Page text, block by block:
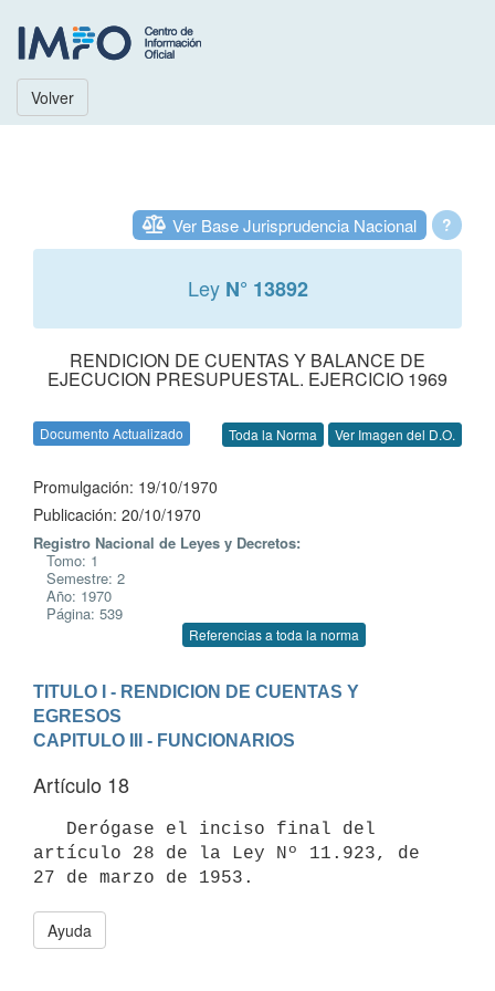
Volver
?
Ver Base Jurisprudencia Nacional
Ley N° 13892
RENDICION DE CUENTAS Y BALANCE DE
EJECUCION PRESUPUESTAL. EJERCICIO 1969
Documento Actualizado Toda la Norma Ver Imagen del D.O.
Promulgación: 19/10/1970
Publicación: 20/10/1970
Registro Nacional de Leyes y Decretos:
Tomo: 1
Semestre: 2
Año: 1970
Página: 539
Referencias a toda la norma
TITULO I - RENDICION DE CUENTAS Y
EGRESOS
CAPITULO III - FUNCIONARIOS
Artículo 18
artículo 28 de la Ley Nº 11.923, de
Ayuda